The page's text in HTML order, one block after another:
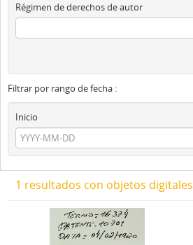
Régimen de derechos de autor
Filtrar por rango de fecha :
Inicio
1 resultados con objetos digitales